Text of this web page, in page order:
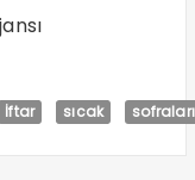
İftar sıcak